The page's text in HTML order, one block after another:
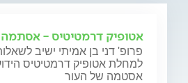
אטופיק דרמטיטיס -
פרופ' דני בן אמיתי ישיב
למחלת אטופיק דרמטיטיס
אסטמה של העור